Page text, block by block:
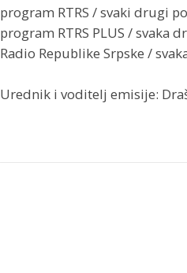
program RTRS / svaki drugi
program RTRS PLUS / svaka
Radio Republike Srpske /
Urednik i voditelj emisije: